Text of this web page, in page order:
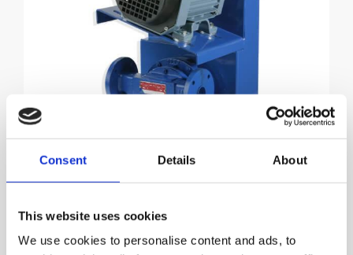
Consent Details About
This website uses cookies
We use cookies to personalise content and ads, to